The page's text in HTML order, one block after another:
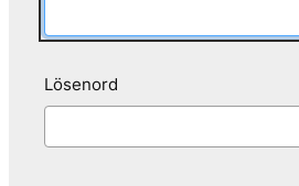
Lösenord